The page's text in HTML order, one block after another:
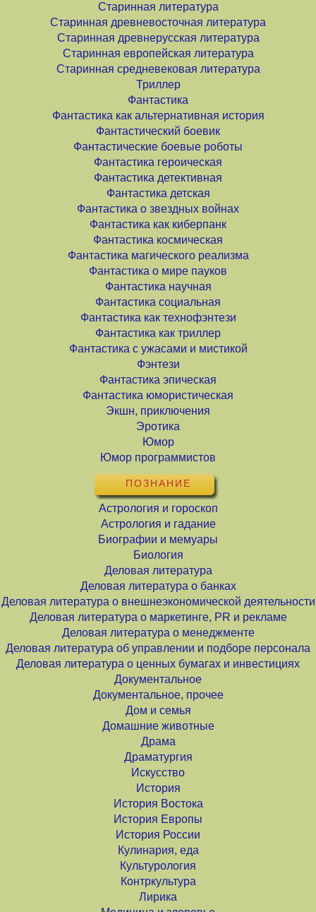
Старинная литература
Старинная древневосточная литература
Старинная древнерусская литература
Старинная европейская литература
Старинная средневековая литература
Триллер
Фантастика
Фантастика как альтернативная история
Фантастический боевик
Фантастические боевые роботы
Фантастика героическая
Фантастика детективная
Фантастика детская
Фантастика о звездных войнах
Фантастика как киберпанк
Фантастика космическая
Фантастика магического реализма
Фантастика о мире пауков
Фантастика научная
Фантастика социальная
Фантастика как технофэнтези
Фантастика как триллер
Фантастика с ужасами и мистикой
Фэнтези
Фантастика эпическая
Фантастика юмористическая
Экшн, приключения
Эротика
Юмор
Юмор программистов
ПОЗНАНИЕ
Астрология и гороскоп
Астрология и гадание
Биографии и мемуары
Биология
Деловая литература
Деловая литература о банках
Деловая литература о внешнеэкономической деятельности
Деловая литература о маркетинге, PR и рекламе
Деловая литература о менеджменте
Деловая литература об управлении и подборе персонала
Деловая литература о ценных бумагах и инвестициях
Документальное
Документальное, прочее
Дом и семья
Домашние животные
Драма
Драматургия
Искусство
История
История Востока
История Европы
История России
Кулинария, еда
Культурология
Контркультура
Лирика